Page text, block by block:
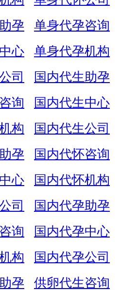
孕
单身代孕咨询
心
单身代孕机构
司
国内代生助孕
询
国内代生中心
构
国内代生公司
孕
国内代怀咨询
心
国内代怀机构
司
国内代孕助孕
询
国内代孕中心
构
国内代孕公司
孕
供卵代生咨询